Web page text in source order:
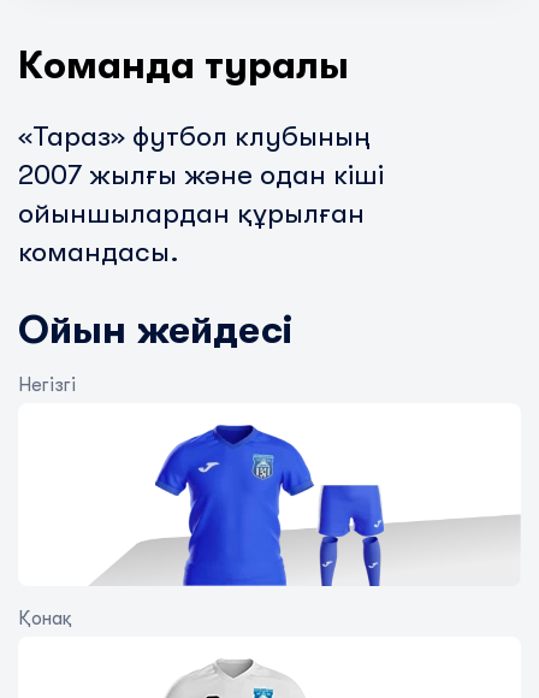
Команда туралы
«Тараз» футбол клубының
2007 жылғы және одан кіші
ойыншылардан құрылған
командасы.
Ойын жейдесі
Негізгі
Қонақ